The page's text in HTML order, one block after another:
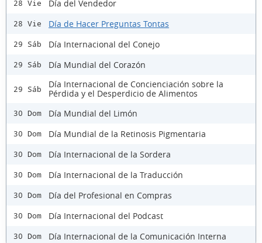
28 Vie Día del Vendedor
28 Vie Día de Hacer Preguntas Tontas
29 Sáb Día Internacional del Conejo
29 Sáb Día Mundial del Corazón
29 Sáb
Día Internacional de Concienciación sobre la
Pérdida y el Desperdicio de Alimentos
30 Dom Día Mundial del Limón
30 Dom Día Mundial de la Retinosis Pigmentaria
30 Dom Día Internacional de la Sordera
30 Dom Día Internacional de la Traducción
30 Dom Día del Profesional en Compras
30 Dom Día Internacional del Podcast
30 Dom Día Internacional de la Comunicación Interna